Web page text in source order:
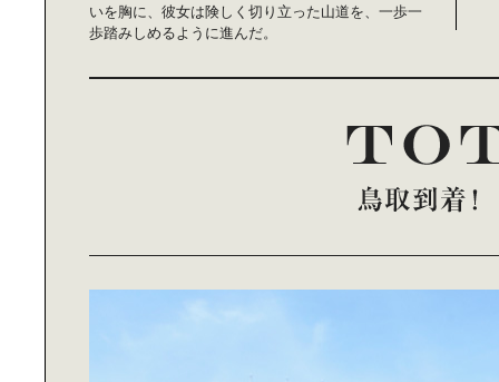
いを胸に、彼女は険しく切り立った山道を、一歩一
歩踏みしめるように進んだ。
愛犬と暮らす